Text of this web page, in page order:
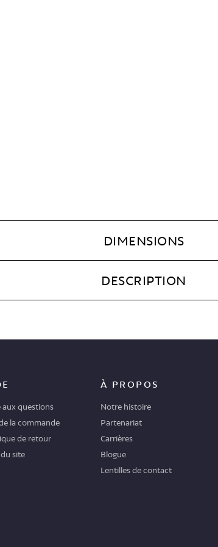
DIMENSIONS
DESCRIPTION
aux questions
la commande
de retour
site
À PROPOS
Notre histoire
Partenariat
Carrières
Blogue
Lentilles de contact